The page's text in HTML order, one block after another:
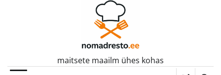
maitsete maailm ühes kohas